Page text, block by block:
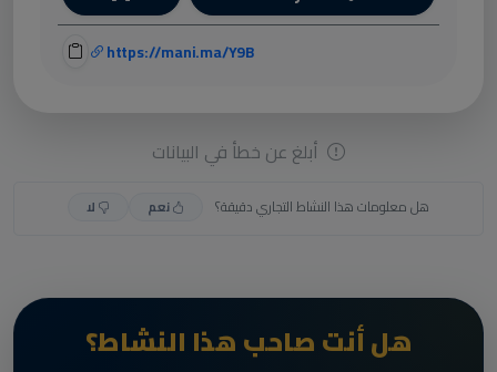
https://mani.ma/Y9B
أبلغ عن خطأ في البيانات
هل معلومات هذا النشاط التجاري دقيقة؟ نعم لا
هل أنت صاحب هذا النشاط؟